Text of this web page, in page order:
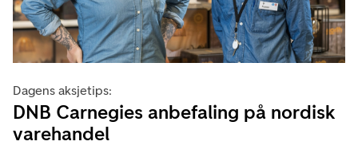
Dagens aksjetips:
DNB Carnegies anbefaling på nordisk
varehandel